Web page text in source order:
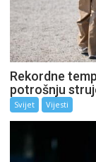
Rekordne
potrošnju
Svijet Vijesti